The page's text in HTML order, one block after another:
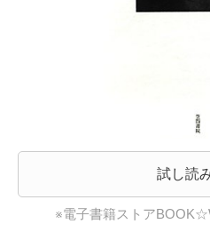
試し読
※電子書籍ストア